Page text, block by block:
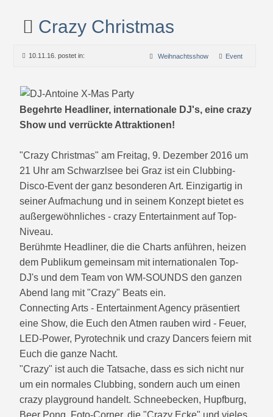
Crazy Christmas
10.11.16. postet in: Event
Weihnachtsshow
Begehrte Headliner, internationale DJ's, eine crazy
Show und verrückte Attraktionen!
"Crazy Christmas" am Freitag, 9. Dezember 2016 um
21 Uhr am Schwarzlsee bei Graz ist ein Clubbing-
Disco-Event der ganz besonderen Art. Einzigartig in
seiner Aufmachung und in seinem Konzept bietet es
außergewöhnliches - crazy Entertainment auf Top-
Niveau.
Berühmte Headliner, die die Charts anführen, heizen
dem Publikum gemeinsam mit internationalen Top-
DJ's und dem Team von WM-SOUNDS den ganzen
Abend lang mit "Crazy" Beats ein.
Connecting Arts - Entertainment Agency präsentiert
eine Show, die Euch den Atmen rauben wird - Feuer,
LED-Power, Pyrotechnik und crazy Dancers feiern mit
Euch die ganze Nacht.
"Crazy" ist auch die Tatsache, dass es sich nicht nur
um ein normales Clubbing, sondern auch um einen
crazy playground handelt. Schneebecken, Hupfburg,
Beer Pong, Foto-Corner, die "Crazy Ecke" und vieles